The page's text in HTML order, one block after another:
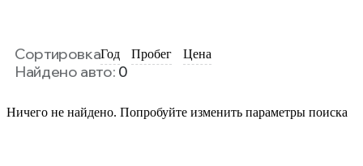
СортировкаГод Пробег Цена
Найдено авто: 0
Ничего не найдено. Попробуйте изменить параметры поиска